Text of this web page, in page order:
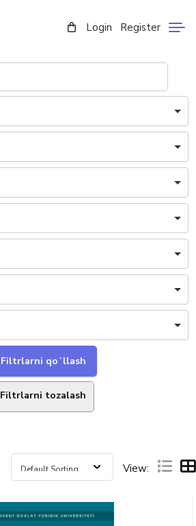
Login Register
Filtrlarni tozalash
View: